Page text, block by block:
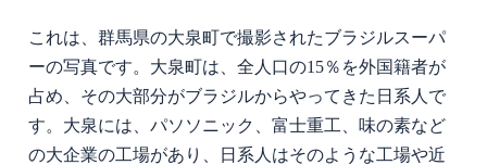
これは、群馬県の大泉町で撮影されたブラジルスーパ
ーの写真です。大泉町は、全人口の15％を外国籍者が
占め、その大部分がブラジルからやってきた日系人で
す。大泉には、パソソニック、富士重工、味の素など
の大企業の工場があり、日系人はそのような工場や近